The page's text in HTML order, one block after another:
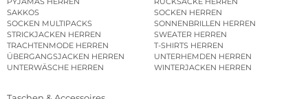
PYJAMAS HERREN
RUCKSÄCKE HERREN
SAKKOS
SOCKEN HERREN
SOCKEN MULTIPACKS
SONNENBRILLEN HERREN
STRICKJACKEN HERREN
SWEATER HERREN
TRACHTENMODE HERREN
T-SHIRTS HERREN
ÜBERGANGSJACKEN HERREN
UNTERHEMDEN HERREN